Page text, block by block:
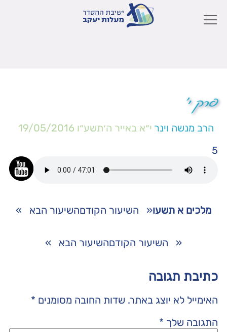
פרק י'
הרב מנשה וינר י״א באייר ה׳תשע״ו 19/05/2016
5
מלכים א תשעו« השיעור הקודםהשיעור הבא »
« השיעור הקודםהשיעור הבא »
כתיבת תגובה
האימייל לא יוצג באתר. שדות החובה מסומנים *
התגובה שלך *